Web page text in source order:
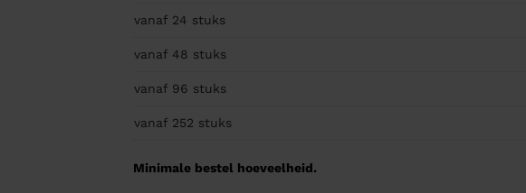
vanaf 24 stuks
vanaf 48 stuks
vanaf 96 stuks
vanaf 252 stuks
Minimale bestel hoeveelheid.